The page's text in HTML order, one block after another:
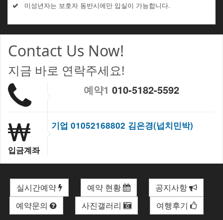
미성년자는 보호자 동반시에만 입실이 가능합니다.
Contact Us Now!
지금 바로 연락주세요!
예약1 010-5182-5592
입금계좌
기업 01052168802 김은경(넙치민박)
실시간예약 예약 현황
공지사항
예약문의
사진갤러리 여행후기